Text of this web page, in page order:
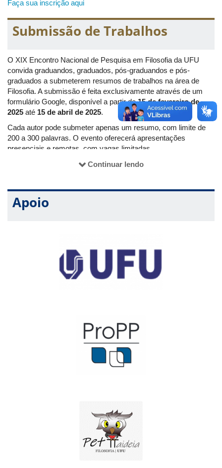
Faça sua inscrição aqui
Submissão de Trabalhos
O XIX Encontro Nacional de Pesquisa em Filosofia da UFU
convida graduandos, graduados, pós-graduandos e pós-
graduados a submeterem resumos de trabalhos na área de
Filosofia. A submissão é feita exclusivamente através de um
formulário Google, disponível a partir de15 de fevereiro de
2025 até 15 de abril de 2025.
Cada autor pode submeter apenas um resumo, com limite de
200 a 300 palavras. O evento oferecerá apresentações
presenciais e remotas, com vagas limitadas.
Para detalhes sobre a submissão e o processo seletivo, acesse
Continuar lendo
Apoio